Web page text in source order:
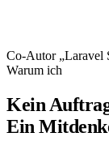
Co-Autor „Laravel
Warum ich
Kein
Ein